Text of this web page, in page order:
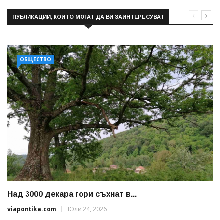
ПУБЛИКАЦИИ, КОИТО МОГАТ ДА ВИ ЗАИНТЕРЕСУВАТ
ОБЩЕСТВО
Над 3000 декара гори съхнат в...
viapontika.com
Юли 24, 2026